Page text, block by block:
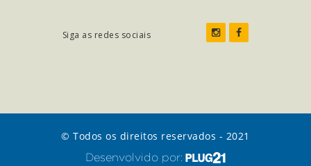
Siga as redes sociais
© Todos os direitos reservados - 2021